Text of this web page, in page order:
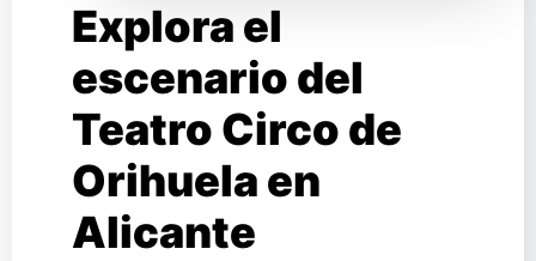
Explora el
escenario del
Teatro Circo de
Orihuela en
Alicante